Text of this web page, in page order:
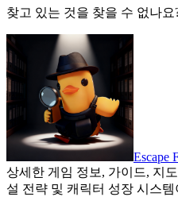
찾고 있는 것을 찾을 수 없나요
Escape
상세한 게임 정보, 가이드, 지
설 전략 및 캐릭터 성장 시스템